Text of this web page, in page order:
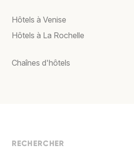
Hôtels à Venise
Hôtels à La Rochelle
Chaînes d'hôtels
RECHERCHER